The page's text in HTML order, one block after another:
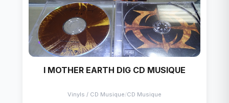
I MOTHER EARTH DIG CD MUSIQUE
Vinyls / CD Musique/CD Musique